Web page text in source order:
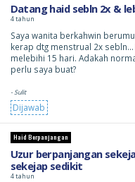
Datang haid sebln 2x &
4 tahun
Saya wanita berkahwin
kerap dtg menstrual 2x sebln…
melebihi 15 hari. Adakah
perlu saya buat?
- Sulit
Dijawab
Haid Berpanjangan
Uzur berpanjangan
sekejap sedikit
4 tahun